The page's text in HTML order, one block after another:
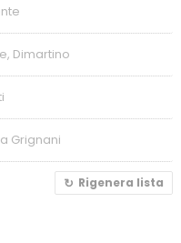
Dimartino
Grignani
Rigenera lista